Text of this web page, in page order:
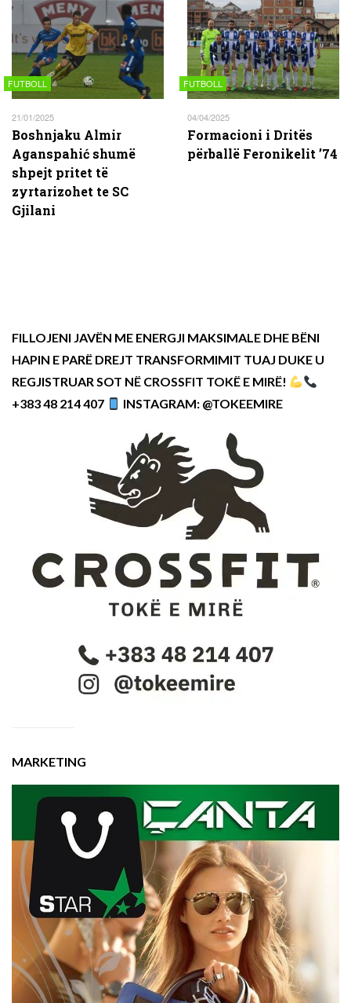
FUTBOLL
21/01/2025
Boshnjaku Almir
Aganspahić shumë
shpejt pritet të
zyrtarizohet te SC
Gjilani
FUTBOLL
04/04/2025
Formacioni i Dritës
përballë Feronikelit ’74
FILLOJENI JAVËN ME ENERGJI MAKSIMALE DHE BËNI
HAPIN E PARË DREJT TRANSFORMIMIT TUAJ DUKE U
REGJISTRUAR SOT NË CROSSFIT TOKË E MIRË!
+383 48 214 407
INSTAGRAM: @TOKEEMIRE
MARKETING